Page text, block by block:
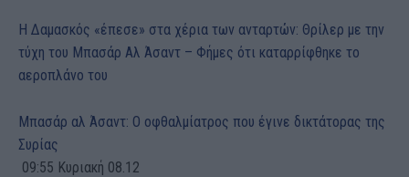
Η Δαμασκός «έπεσε» στα χέρια των ανταρτών: Θρίλερ με την
τύχη του Μπασάρ Αλ Άσαντ – Φήμες ότι καταρρίφθηκε το
αεροπλάνο του
Μπασάρ αλ Άσαντ: Ο οφθαλμίατρος που έγινε δικτάτορας της
Συρίας
09:55 Κυριακή 08.12